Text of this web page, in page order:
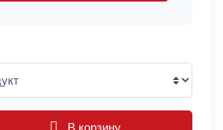
В корзину